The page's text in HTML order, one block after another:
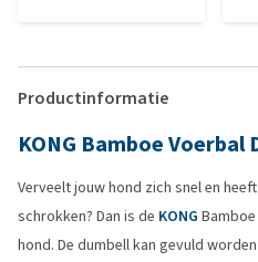
Productinformatie
KONG Bamboe Voerbal
Verveelt jouw hond zich snel en
schrokken? Dan is de KONG
hond. De dumbell kan gevuld